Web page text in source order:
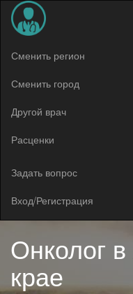
Сменить регион
Сменить город
Другой врач
Расценки
Задать вопрос
Вход/Регистрация
Онколог в
крае